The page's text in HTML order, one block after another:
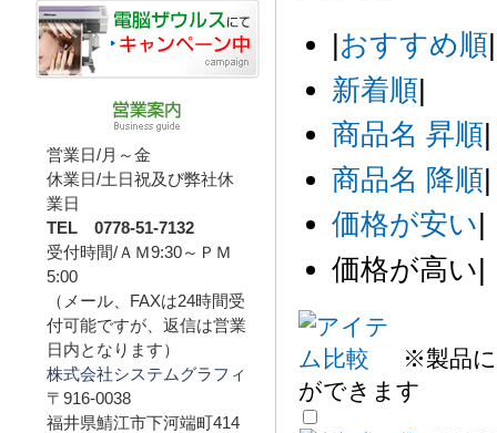
|おすすめ順|
新着順|
商品名 昇順|
商品名 降順|
価格が安い|
価格が高い|
※製品
ができます
営業日/月～金
休業日/土日祝及び弊社休
業日
TEL 0778-51-7132
受付時間/ＡＭ9:30～ＰＭ
5:00
（メール、FAXは24時間受
付可能ですが、返信は営業
日内となります）
株式会社システムグラフィ
〒916-0038
福井県鯖江市下河端町414